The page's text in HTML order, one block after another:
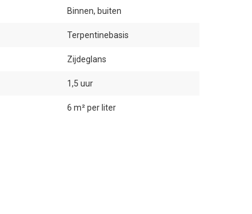
Binnen, buiten
Terpentinebasis
Zijdeglans
1,5 uur
6 m² per liter